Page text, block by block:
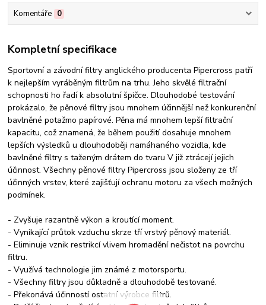
Komentáře 0
Kompletní specifikace
Sportovní a závodní filtry anglického producenta Pipercross patří
k nejlepším vyráběným filtrům na trhu. Jeho skvělé filtrační
schopnosti ho řadí k absolutní špičce. Dlouhodobé testování
prokázalo, že pěnové filtry jsou mnohem účinnější než konkurenční
bavlněné potažmo papírové. Pěna má mnohem lepší filtrační
kapacitu, což znamená, že během použití dosahuje mnohem
lepších výsledků u dlouhodoběji namáhaného vozidla, kde
bavlněné filtry s taženým drátem do tvaru V již ztrácejí jejich
účinnost. Všechny pěnové filtry Pipercross jsou složeny ze tří
účinných vrstev, které zajišťují ochranu motoru za všech možných
podmínek.
- Zvyšuje razantně výkon a kroutící moment.
- Vynikající průtok vzduchu skrze tří vrstvý pěnový materiál.
- Eliminuje vznik restrikcí vlivem hromadění nečistot na povrchu
filtru.
- Využívá technologie jim známé z motorsportu.
- Všechny filtry jsou důkladně a dlouhodobě testované.
- Překonává účinností ostatní výrobce filtrů.